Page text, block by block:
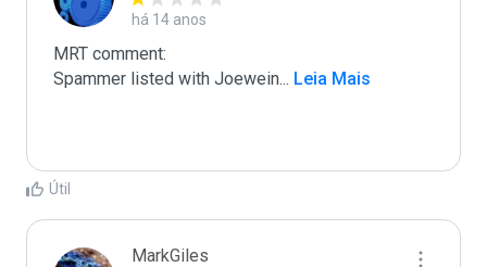
há 14 anos
MRT comment:
Spammer listed with Joewein ... Leia Mais
Útil
MarkGiles